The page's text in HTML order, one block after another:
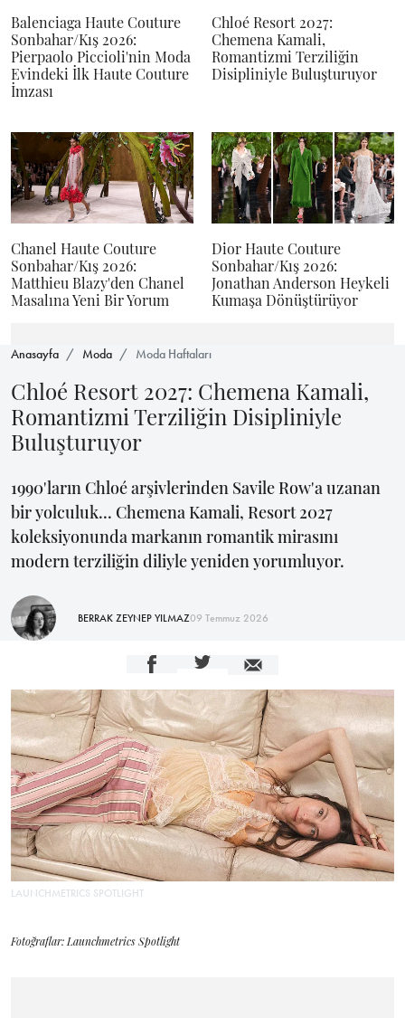
Balenciaga Haute Couture
Sonbahar/Kış 2026:
Pierpaolo Piccioli'nin Moda
Evindeki İlk Haute Couture
İmzası
Chloé Resort 2027:
Chemena Kamali,
Romantizmi Terziliğin
Disipliniyle Buluşturuyor
Chanel Haute Couture
Sonbahar/Kış 2026:
Matthieu Blazy'den Chanel
Masalına Yeni Bir Yorum
Dior Haute Couture
Sonbahar/Kış 2026:
Jonathan Anderson Heykeli
Kumaşa Dönüştürüyor
Anasayfa Moda Moda Haftaları
Chloé Resort 2027: Chemena Kamali,
Romantizmi Terziliğin Disipliniyle
Buluşturuyor
1990'ların Chloé arşivlerinden Savile Row'a uzanan
bir yolculuk... Chemena Kamali, Resort 2027
koleksiyonunda markanın romantik mirasını
modern terziliğin diliyle yeniden yorumluyor.
BERRAK ZEYNEP YILMAZ09 Temmuz 2026
LAUNCHMETRICS SPOTLIGHT
Fotoğraflar: Launchmetrics Spotlight